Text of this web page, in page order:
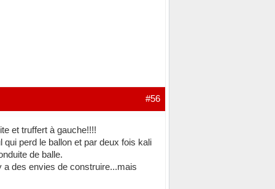
#56
et truffert à gauche!!!!
perd le ballon et par deux fois kali
de balle.
a des envies de construire...mais